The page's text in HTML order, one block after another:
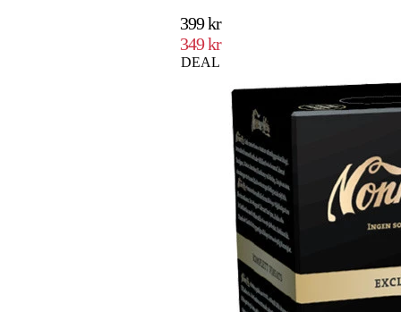
399 kr
349 kr
DEAL